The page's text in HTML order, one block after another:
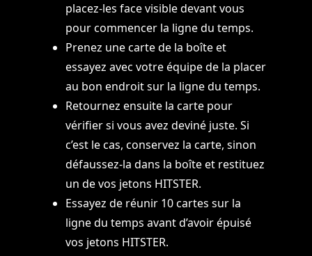
placez-les face visible devant vous
pour commencer la ligne du temps.
Prenez une carte de la boîte et
essayez avec votre équipe de la placer
au bon endroit sur la ligne du temps.
Retournez ensuite la carte pour
vérifier si vous avez deviné juste. Si
c’est le cas, conservez la carte, sinon
défaussez-la dans la boîte et restituez
un de vos jetons HITSTER.
Essayez de réunir 10 cartes sur la
ligne du temps avant d’avoir épuisé
vos jetons HITSTER.